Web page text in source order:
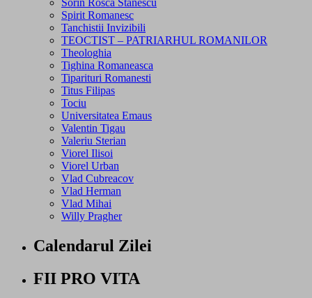
Sorin Rosca Stanescu
Spirit Romanesc
Tanchistii Invizibili
TEOCTIST – PATRIARHUL ROMANILOR
Theologhia
Tighina Romaneasca
Tiparituri Romanesti
Titus Filipas
Tociu
Universitatea Emaus
Valentin Tigau
Valeriu Sterian
Viorel Ilisoi
Viorel Urban
Vlad Cubreacov
Vlad Herman
Vlad Mihai
Willy Pragher
Calendarul Zilei
FII PRO VITA